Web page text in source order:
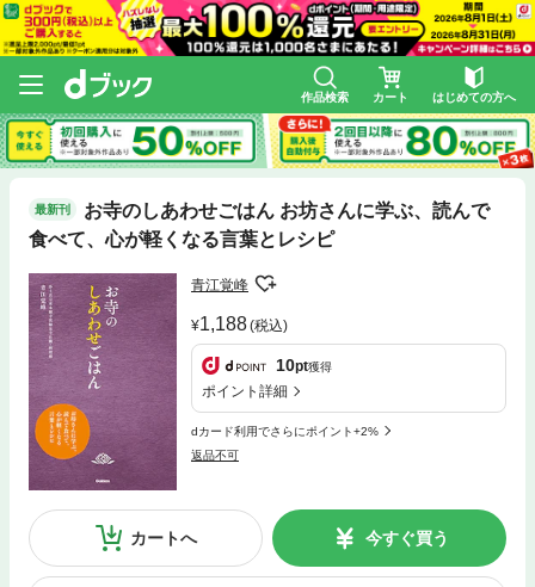
作品検索 カート はじめての方へ
最新刊
お寺のしあわせごはん お坊さんに学ぶ、読んで
食べて、心が軽くなる言葉とレシピ
青江覚峰
1,188(税込)
10pt獲得
ポイント詳細
dカード利用でさらにポイント+2%
返品不可
カートへ 今すぐ買う